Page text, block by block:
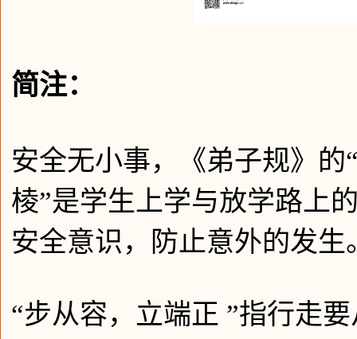
简注：
安全无小事，《弟子规》的
棱”是学生上学与放学路上
安全意识，防止意外的发生
“步从容，立端正 ”指行走